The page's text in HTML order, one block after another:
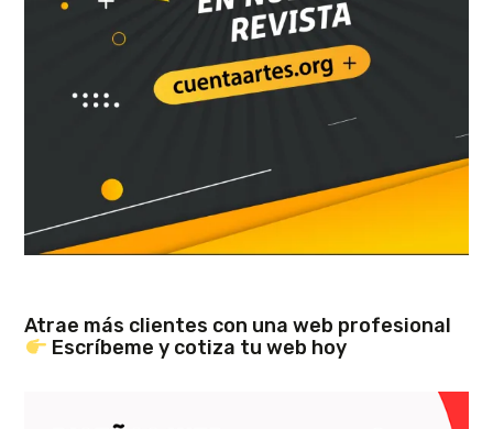
Atrae más clientes con una web profesional
Escríbeme y cotiza tu web hoy